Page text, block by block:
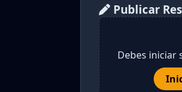
Publicar
Debes iniciar